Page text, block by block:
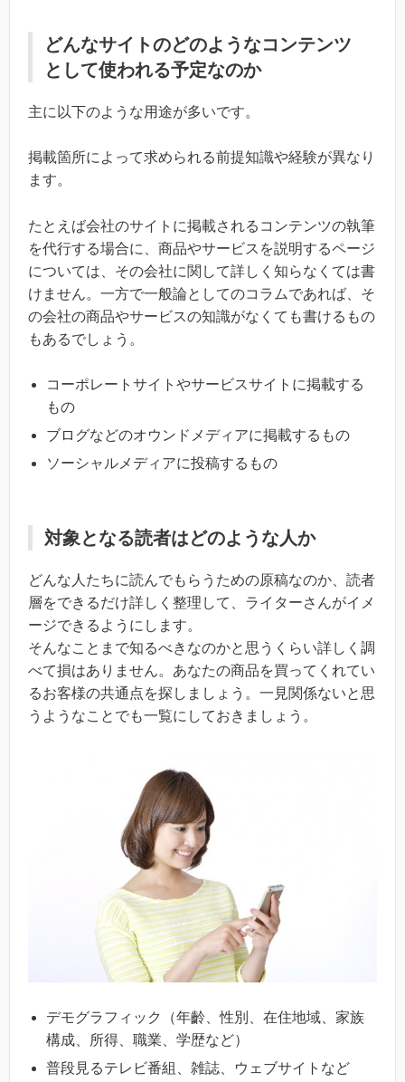
どんなサイトのどのようなコンテンツ
として使われる予定なのか
主に以下のような用途が多いです。
掲載箇所によって求められる前提知識や経験が異なり
ます。
たとえば会社のサイトに掲載されるコンテンツの執筆
を代行する場合に、商品やサービスを説明するページ
については、その会社に関して詳しく知らなくては書
けません。一方で一般論としてのコラムであれば、そ
の会社の商品やサービスの知識がなくても書けるもの
もあるでしょう。
コーポレートサイトやサービスサイトに掲載する
もの
ブログなどのオウンドメディアに掲載するもの
ソーシャルメディアに投稿するもの
対象となる読者はどのような人か
どんな人たちに読んでもらうための原稿なのか、読者
層をできるだけ詳しく整理して、ライターさんがイメ
ージできるようにします。
そんなことまで知るべきなのかと思うくらい詳しく調
べて損はありません。あなたの商品を買ってくれてい
るお客様の共通点を探しましょう。一見関係ないと思
うようなことでも一覧にしておきましょう。
デモグラフィック（年齡、性別、在住地域、家族
構成、所得、職業、学歴など）
普段見るテレビ番組、雑誌、ウェブサイトなど